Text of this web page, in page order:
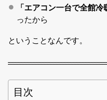
「エアコン一台で全館冷
ったから
ということなんです。
目次